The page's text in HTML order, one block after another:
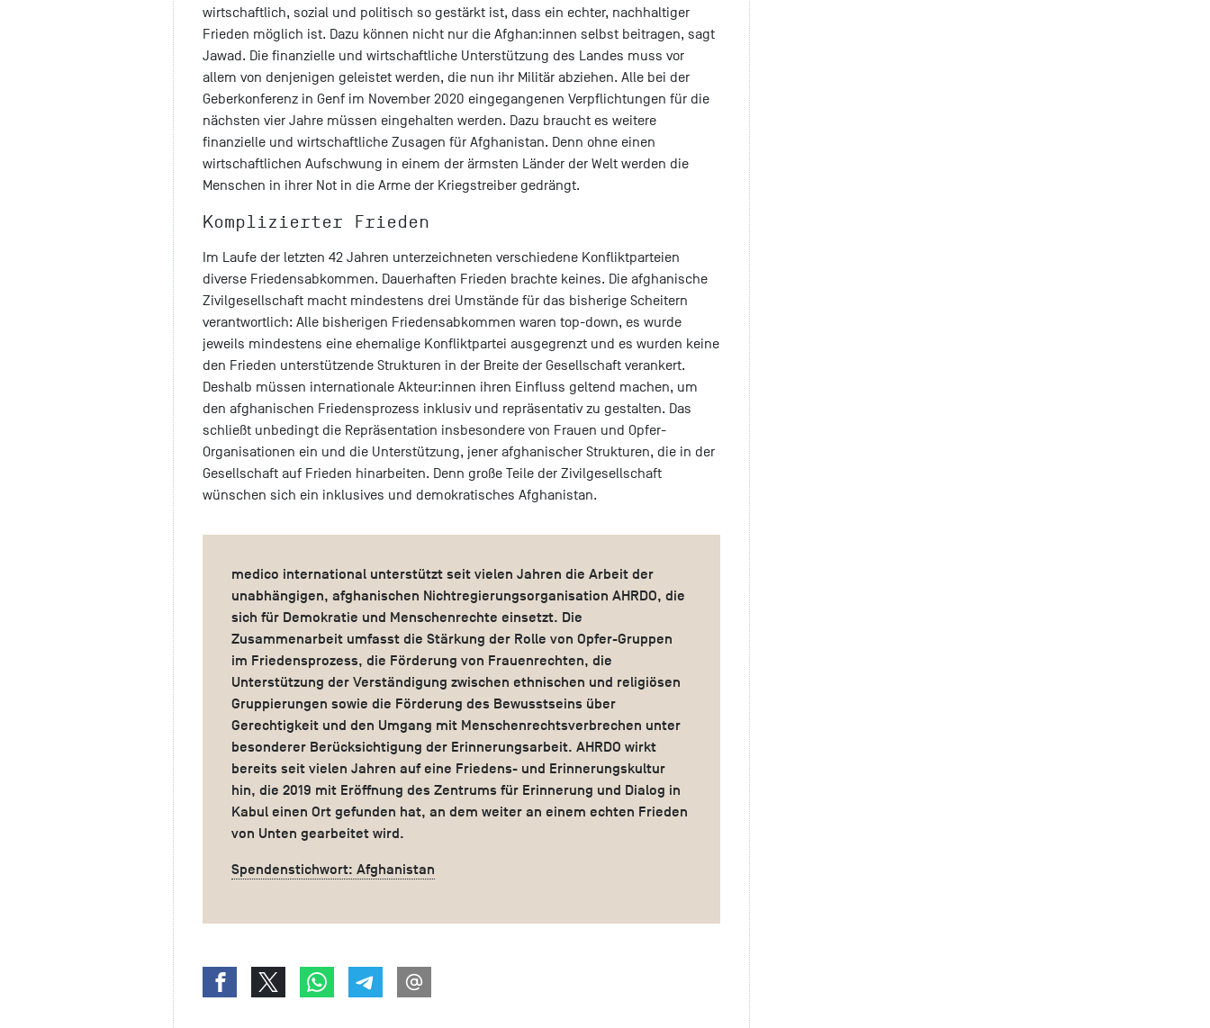
wirtschaftlich, sozial und politisch so gestärkt ist, dass ein echter, nachhaltiger
Frieden möglich ist. Dazu können nicht nur die Afghan:innen selbst beitragen, sagt
Jawad. Die finanzielle und wirtschaftliche Unterstützung des Landes muss vor
allem von denjenigen geleistet werden, die nun ihr Militär abziehen. Alle bei der
Geberkonferenz in Genf im November 2020 eingegangenen Verpflichtungen für die
nächsten vier Jahre müssen eingehalten werden. Dazu braucht es weitere
finanzielle und wirtschaftliche Zusagen für Afghanistan. Denn ohne einen
wirtschaftlichen Aufschwung in einem der ärmsten Länder der Welt werden die
Menschen in ihrer Not in die Arme der Kriegstreiber gedrängt.
Komplizierter Frieden
Im Laufe der letzten 42 Jahren unterzeichneten verschiedene Konfliktparteien
diverse Friedensabkommen. Dauerhaften Frieden brachte keines. Die afghanische
Zivilgesellschaft macht mindestens drei Umstände für das bisherige Scheitern
verantwortlich: Alle bisherigen Friedensabkommen waren top-down, es wurde
jeweils mindestens eine ehemalige Konfliktpartei ausgegrenzt und es wurden keine
den Frieden unterstützende Strukturen in der Breite der Gesellschaft verankert.
Deshalb müssen internationale Akteur:innen ihren Einfluss geltend machen, um
den afghanischen Friedensprozess inklusiv und repräsentativ zu gestalten. Das
schließt unbedingt die Repräsentation insbesondere von Frauen und Opfer-
Organisationen ein und die Unterstützung, jener afghanischer Strukturen, die in der
Gesellschaft auf Frieden hinarbeiten. Denn große Teile der Zivilgesellschaft
wünschen sich ein inklusives und demokratisches Afghanistan.
medico international unterstützt seit vielen Jahren die Arbeit der
unabhängigen, afghanischen Nichtregierungsorganisation AHRDO, die
sich für Demokratie und Menschenrechte einsetzt. Die
Zusammenarbeit umfasst die Stärkung der Rolle von Opfer-Gruppen
im Friedensprozess, die Förderung von Frauenrechten, die
Unterstützung der Verständigung zwischen ethnischen und religiösen
Gruppierungen sowie die Förderung des Bewusstseins über
Gerechtigkeit und den Umgang mit Menschenrechtsverbrechen unter
besonderer Berücksichtigung der Erinnerungsarbeit. AHRDO wirkt
bereits seit vielen Jahren auf eine Friedens- und Erinnerungskultur
hin, die 2019 mit Eröffnung des Zentrums für Erinnerung und Dialog in
Kabul einen Ort gefunden hat, an dem weiter an einem echten Frieden
von Unten gearbeitet wird.
Spendenstichwort: Afghanistan